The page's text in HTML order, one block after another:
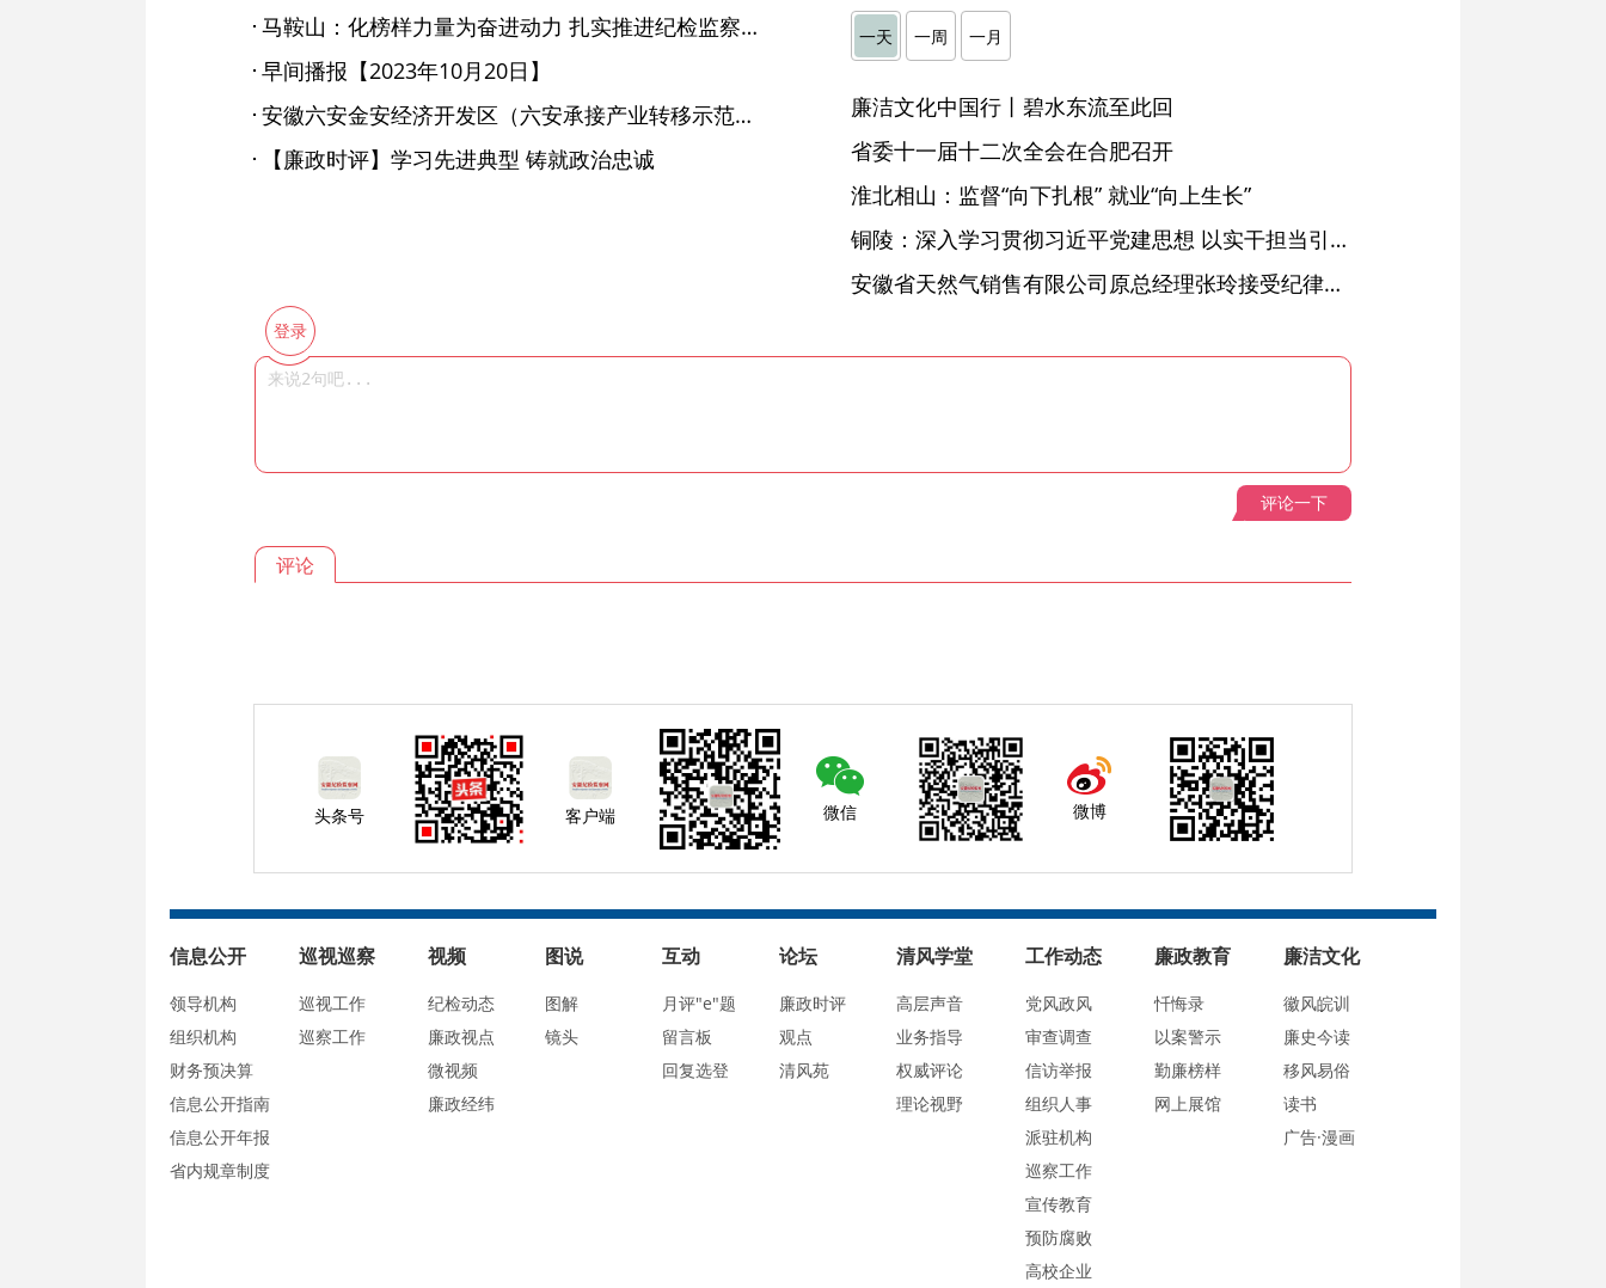
马鞍山：化榜样力量为奋进动力 扎实推进纪检监察工作高质量发展
早间播报【2023年10月20日】
安徽六安金安经济开发区（六安承接产业转移示范园区）原工委委员、纪工委书记汪波接受六安市纪委监委纪律审查和监察调查
【廉政时评】学习先进典型 铸就政治忠诚
一天 一周 一月
廉洁文化中国行丨碧水东流至此回
省委十一届十二次全会在合肥召开
淮北相山：监督“向下扎根” 就业“向上生长”
铜陵：深入学习贯彻习近平党建思想 以实干担当引领纪检监察工作高质量发展
安徽省天然气销售有限公司原总经理张玲接受纪律审查和监察调查
登录
评论一下
评论
头条号 客户端 微信 微博
信息公开
领导机构
组织机构
财务预决算
信息公开指南
信息公开年报
省内规章制度
巡视巡察
巡视工作
巡察工作
视频
纪检动态
廉政视点
微视频
廉政经纬
图说
图解
镜头
互动
月评"e"题
留言板
回复选登
论坛
廉政时评
观点
清风苑
清风学堂
高层声音
业务指导
权威评论
理论视野
工作动态
党风政风
审查调查
信访举报
组织人事
派驻机构
巡察工作
宣传教育
预防腐败
高校企业
廉政教育
忏悔录
以案警示
勤廉榜样
网上展馆
廉洁文化
徽风皖训
廉史今读
移风易俗
读书
广告·漫画